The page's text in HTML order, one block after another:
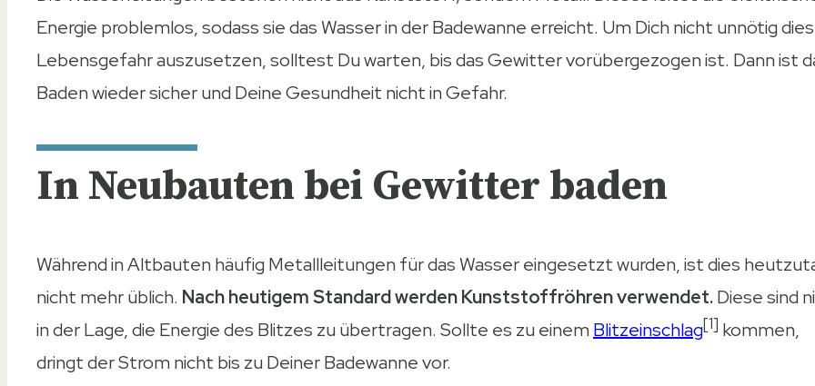
Energie problemlos, sodass sie das Wasser in der Badewanne erreicht. Um Dich nicht unnötig
Lebensgefahr auszusetzen, solltest Du warten, bis das Gewitter vorübergezogen ist. Dann ist
Baden wieder sicher und Deine Gesundheit nicht in Gefahr.
In Neubauten bei Gewitter baden
Während in Altbauten häufig Metallleitungen für das Wasser eingesetzt wurden, ist dies
nicht mehr üblich. Nach heutigem Standard werden Kunststoffröhren verwendet.Diese sind
in der Lage, die Energie des Blitzes zu übertragen. Sollte es zu einemBlitzeinschlag[1] kommen,
dringt der Strom nicht bis zu Deiner Badewanne vor.